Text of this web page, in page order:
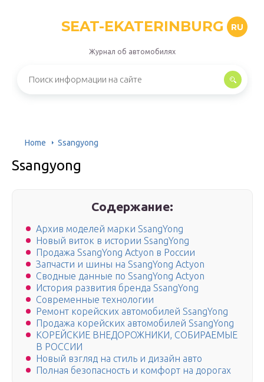
SEAT-EKATERINBURG RU
Журнал об автомобилях
Home Ssangyong
Ssangyong
Содержание:
Архив моделей марки SsangYong
Новый виток в истории SsangYong
Продажа SsangYong Actyon в России
Запчасти и шины на SsangYong Actyon
Сводные данные по SsangYong Actyon
История развития бренда SsangYong
Современные технологии
Ремонт корейских автомобилей SsangYong
Продажа корейских автомобилей SsangYong
КОРЕЙСКИЕ ВНЕДОРОЖНИКИ, СОБИРАЕМЫЕ
В РОССИИ
Новый взгляд на стиль и дизайн авто
Полная безопасность и комфорт на дорогах